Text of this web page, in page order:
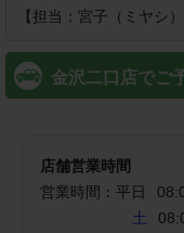
金沢二口店でご
店舗営業時間
営業時間： 平日
土